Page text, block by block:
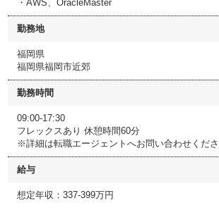
・AWS、OracleMaster
勤務地
福岡県
福岡県福岡市近郊
勤務時間
09:00-17:30
フレックスあり 休憩時間60分
※詳細は転職エージェントへお問い合わせくださ
給与
想定年収：337-399万円